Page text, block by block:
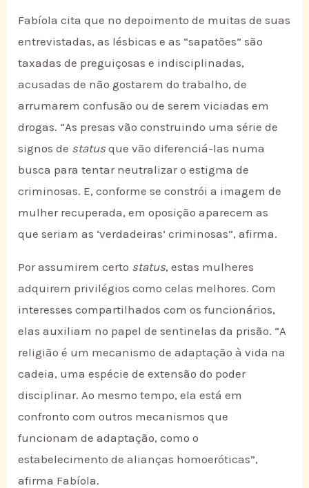
Fabíola cita que no depoimento de muitas de suas
entrevistadas, as lésbicas e as “sapatões” são
taxadas de preguiçosas e indisciplinadas,
acusadas de não gostarem do trabalho, de
arrumarem confusão ou de serem viciadas em
drogas. “As presas vão construindo uma série de
signos de status que vão diferenciá-las numa
busca para tentar neutralizar o estigma de
criminosas. E, conforme se constrói a imagem de
mulher recuperada, em oposição aparecem as
que seriam as ‘verdadeiras’ criminosas”, afirma.
Por assumirem certo status, estas mulheres
adquirem privilégios como celas melhores. Com
interesses compartilhados com os funcionários,
elas auxiliam no papel de sentinelas da prisão. “A
religião é um mecanismo de adaptação à vida na
cadeia, uma espécie de extensão do poder
disciplinar. Ao mesmo tempo, ela está em
confronto com outros mecanismos que
funcionam de adaptação, como o
estabelecimento de alianças homoeróticas”,
afirma Fabíola.